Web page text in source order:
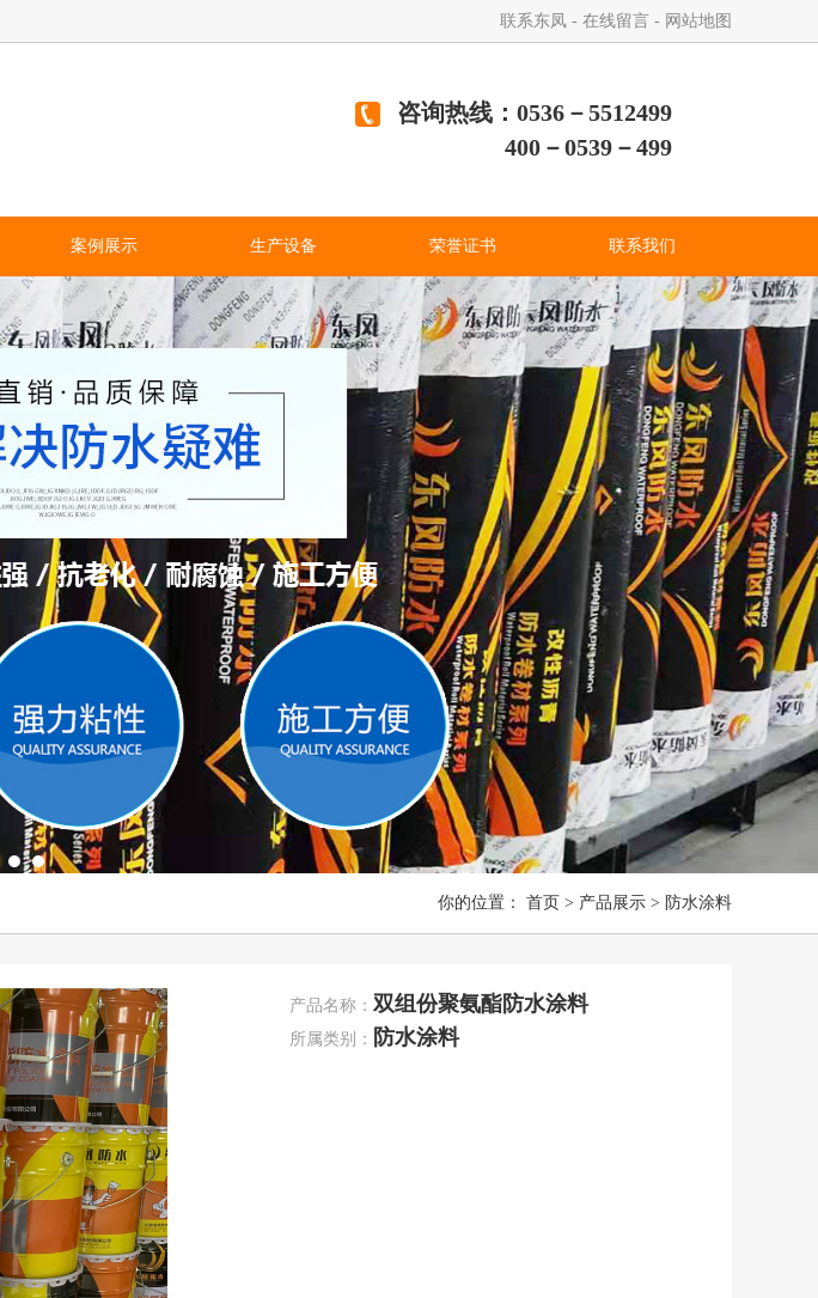
联系东凤 - 在线留言 - 网站地图
咨询热线：0536－5512499
400－0539－499
案例展示 生产设备 荣誉证书 联系我们
你的位置： 首页 > 产品展示 > 防水涂料
产品名称： 双组份聚氨酯防水涂料
所属类别： 防水涂料